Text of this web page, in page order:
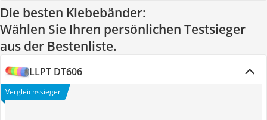
Die besten Klebebänder:
Wählen Sie Ihren persönlichen Testsieger
aus der Bestenliste.
LLPT DT606
Vergleichssieger